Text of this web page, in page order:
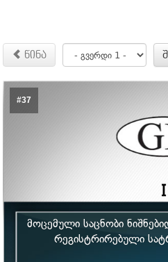
წინა
#37
მოცემული საცნობი
რეგისტრირებული